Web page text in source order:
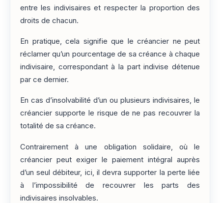
entre les indivisaires et respecter la proportion des
droits de chacun.
En pratique, cela signifie que le créancier ne peut
réclamer qu’un pourcentage de sa créance à chaque
indivisaire, correspondant à la part indivise détenue
par ce dernier.
En cas d’insolvabilité d’un ou plusieurs indivisaires, le
créancier supporte le risque de ne pas recouvrer la
totalité de sa créance.
Contrairement à une obligation solidaire, où le
créancier peut exiger le paiement intégral auprès
d’un seul débiteur, ici, il devra supporter la perte liée
à l’impossibilité de recouvrer les parts des
indivisaires insolvables.